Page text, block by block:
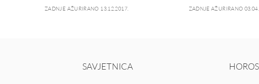
ZADNJE AŽURIRANO 13.12.2017. ZADNJE AŽURIRANO
SAVJETNICA